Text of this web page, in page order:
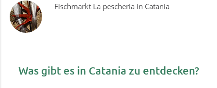
Fischmarkt La pescheria in Catania
Was gibt es in Catania zu entdecken?